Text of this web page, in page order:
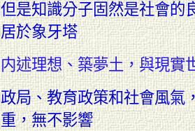
但是知識分子固然是社會的
居於象牙塔
内述理想、築夢土，與現實
政局、教育政策和社會風氣
重，無不影響